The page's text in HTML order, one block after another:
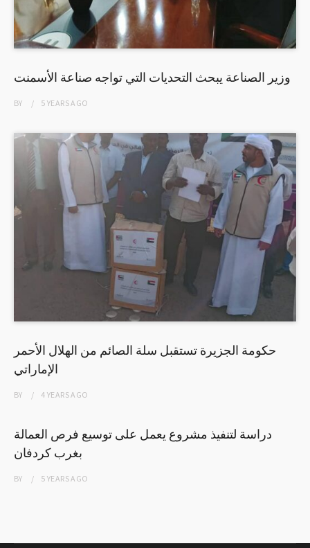
وزير الصناعة يبحث التحديات التي تواجه صناعة الأسمنت
BY 5 YEARSAGO
حكومة الجزيرة تستقبل سلة الصائم من الهلال الأحمر
الإماراتي
BY 4 YEARSAGO
دراسة لتنفيذ مشروع يعمل على توسيع فرص العمالة
بغرب كردفان
BY 5 YEARSAGO